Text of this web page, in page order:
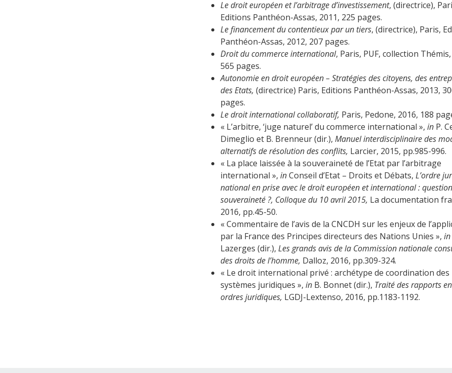
Le droit européen et l’arbitrage d’investissement, (directrice),
Editions Panthéon-Assas, 2011, 225 pages.
Le financement du contentieux par un tiers, (directrice), Paris,
Panthéon-Assas, 2012, 207 pages.
Droit du commerce international, Paris, PUF, collection
565 pages.
Autonomie en droit européen – Stratégies des citoyens, des
des Etats, (directrice) Paris, Editions Panthéon-Assas, 2013,
pages.
Le droit international collaboratif, Paris, Pedone, 2016, 188
« L’arbitre, ‘juge naturel’ du commerce international », in P.
Dimeglio et B. Brenneur (dir.), Manuel interdisciplinaire des
alternatifs de résolution des conflits, Larcier, 2015, pp.985-996.
« La place laissée à la souveraineté de l’Etat par l’arbitrage
international », inConseil d’Etat – Droits et Débats, L’ordre
national en prise avec le droit européen et international :
souveraineté ?, Colloque du 10 avril 2015, La documentation
2016, pp.45-50.
« Commentaire de l’avis de la CNCDH sur les enjeux de
par la France des Principes directeurs des Nations Unies », in
Lazerges (dir.), Les grands avis de la Commission nationale
des droits de l’homme, Dalloz, 2016, pp.309-324.
« Le droit international privé : archétype de coordination des
systèmes juridiques », in B. Bonnet (dir.), Traité des rapports
ordres juridiques, LGDJ-Lextenso, 2016, pp.1183-1192.